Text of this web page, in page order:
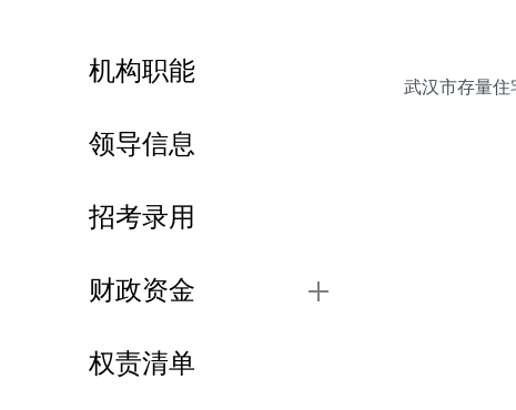
机构职能
领导信息
招考录用
财政资金
权责清单